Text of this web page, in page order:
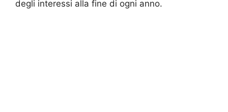
degli interessi alla fine di ogni anno.